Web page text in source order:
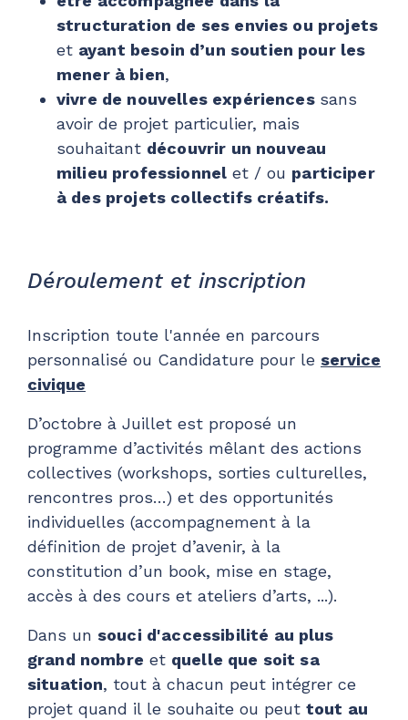
structuration de ses envies ou projets
et ayant besoin d’un soutien pour les
mener à bien,
vivre de nouvelles expériences sans
avoir de projet particulier, mais
souhaitant découvrir un nouveau
milieu professionnel et / ou participer
à des projets collectifs créatifs.
Déroulement et inscription
Inscription toute l'année en parcours
personnalisé ou Candidature pour le service
civique
D’octobre à Juillet est proposé un
programme d’activités mêlant des actions
collectives (workshops, sorties culturelles,
rencontres pros…) et des opportunités
individuelles (accompagnement à la
définition de projet d’avenir, à la
constitution d’un book, mise en stage,
accès à des cours et ateliers d’arts, ...).
Dans un souci d'accessibilité au plus
grand nombre et quelle que soit sa
situation, tout à chacun peut intégrer ce
projet quand il le souhaite ou peut tout au